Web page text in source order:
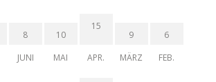
8
JUNI
10
MAI
15
APR.
9
MÄRZ
6
FEB.